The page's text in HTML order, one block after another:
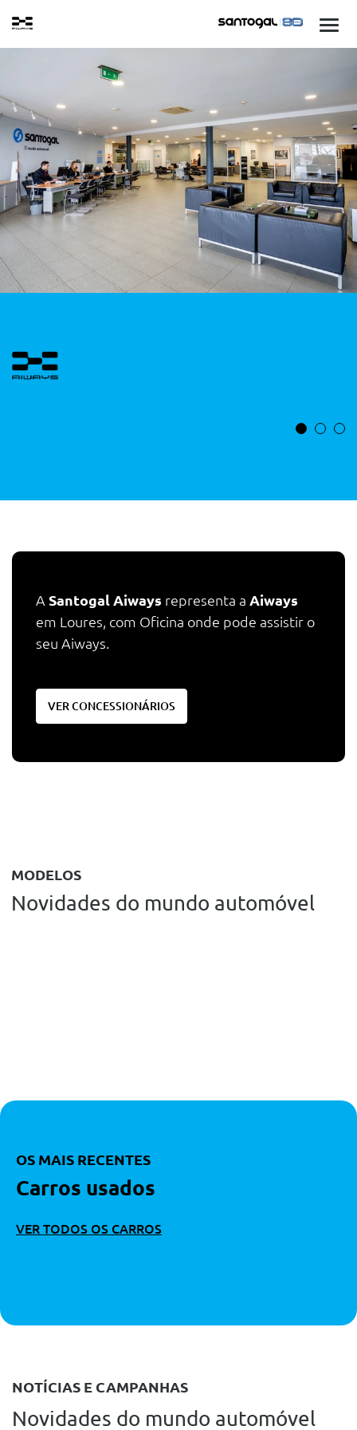
A Santogal Aiways representa a Aiways
em Loures , com Oficina onde pode assistir o
seu Aiways.
VER CONCESSIONÁRIOS
MODELOS
Novidades do mundo automóvel
OS MAIS RECENTES
Carros usados
VER TODOS OS CARROS
NOTÍCIAS E CAMPANHAS
Novidades do mundo automóvel